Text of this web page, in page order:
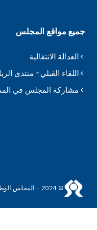
جميع مواقع المجلس
العدالة الانتقالية
اللقاء القبلي- منتدى
مشاركة المجلس في
© 2024 - المجلس الوطني لحقوق الانسان - Smile